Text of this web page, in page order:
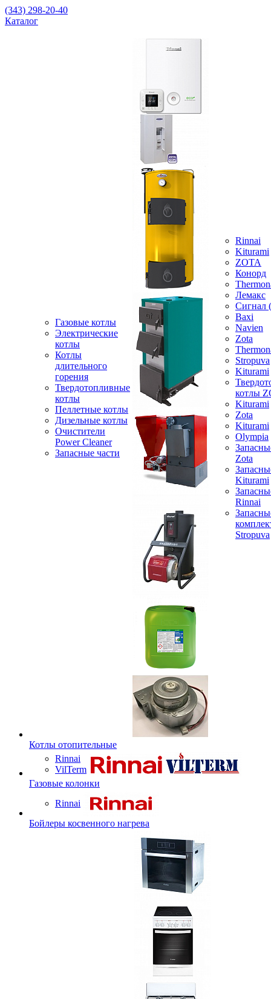
(343) 298-20-40
Каталог
Газовые котлы
Электрические
котлы
Котлы
длительного
горения
Твердотопливные
котлы
Пеллетные котлы
Дизельные котлы
Очистители
Power Cleaner
Запасные части
Rinnai
Kiturami
ZOTA
Конорд
Лемакс
Baxi
Navien
Zota
Stropuva
Kiturami
котлы
Kiturami
Zota
Kiturami
Olympia
Zota
Kiturami
Rinnai
Stropuva
Котлы отопительные
Rinnai
VilTerm
Газовые колонки
Rinnai
Бойлеры косвенного нагрева